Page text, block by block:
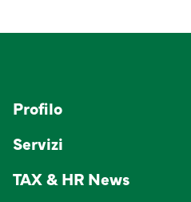
Profilo
Servizi
TAX & HR News